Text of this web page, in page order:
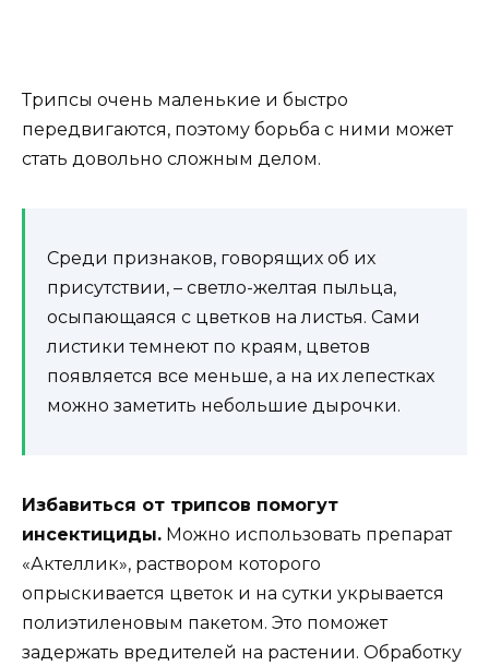
Трипсы очень маленькие и быстро
передвигаются, поэтому борьба с ними может
стать довольно сложным делом.
Среди признаков, говорящих об их
присутствии, – светло-желтая пыльца,
осыпающаяся с цветков на листья. Сами
листики темнеют по краям, цветов
появляется все меньше, а на их лепестках
можно заметить небольшие дырочки.
Избавиться от трипсов помогут
инсектициды. Можно использовать препарат
«Актеллик», раствором которого
опрыскивается цветок и на сутки укрывается
полиэтиленовым пакетом. Это поможет
задержать вредителей на растении. Обработку